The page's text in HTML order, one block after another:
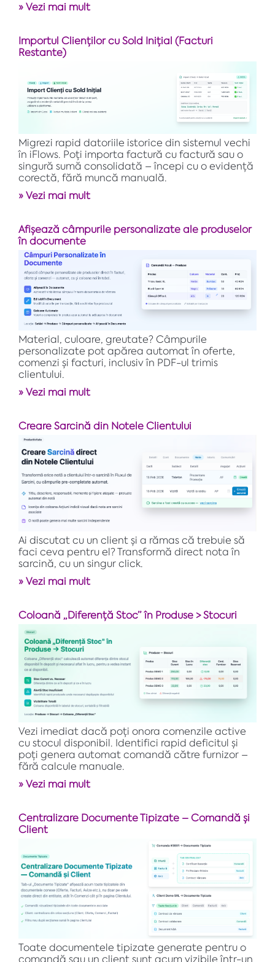
» Vezi mai mult
Importul Clienților cu Sold Inițial (Facturi
Restante)
Migrezi rapid datoriile istorice din sistemul vechi
în iFlows. Poți importa factură cu factură sau o
singură sumă consolidată – începi cu o evidență
corectă, fără muncă manuală.
» Vezi mai mult
Afișează câmpurile personalizate ale produselor
în documente
Material, culoare, greutate? Câmpurile
personalizate pot apărea automat în oferte,
comenzi și facturi, inclusiv în PDF-ul trimis
clientului.
» Vezi mai mult
Creare Sarcină din Notele Clientului
Ai discutat cu un client și a rămas că trebuie să
faci ceva pentru el? Transformă direct nota în
sarcină, cu un singur click.
» Vezi mai mult
Coloană „Diferență Stoc” în Produse > Stocuri
Vezi imediat dacă poți onora comenzile active
cu stocul disponibil. Identifici rapid deficitul și
poți genera automat comandă către furnizor –
fără calcule manuale.
» Vezi mai mult
Centralizare Documente Tipizate – Comandă și
Client
Toate documentele tipizate generate pentru o
comandă sau un client sunt acum vizibile într-un